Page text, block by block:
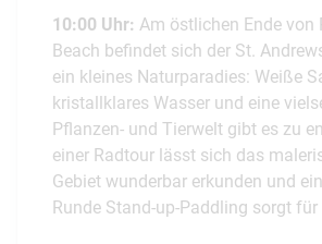
10:00 Uhr: Am östlichen Ende von
Beach befindet sich der St.
ein kleines Naturparadies: Weiße
kristallklares Wasser und eine
Pflanzen- und Tierwelt gibt es zu
einer Radtour lässt sich das
Gebiet wunderbar erkunden und
Runde Stand-up-Paddling sorgt